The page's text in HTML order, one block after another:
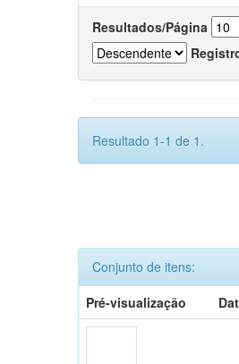
Resultados/Página
Resultado 1-1 de 1.
Conjunto de itens:
Pré-visualização